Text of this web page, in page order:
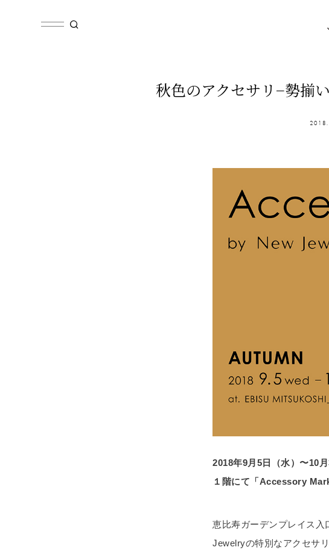
秋色のアクセサリ−勢揃
2018年9月5日（水）〜10
１階にて「Accessory
恵比寿ガーデンプレイス入
Jewelryの特別なアクセサ